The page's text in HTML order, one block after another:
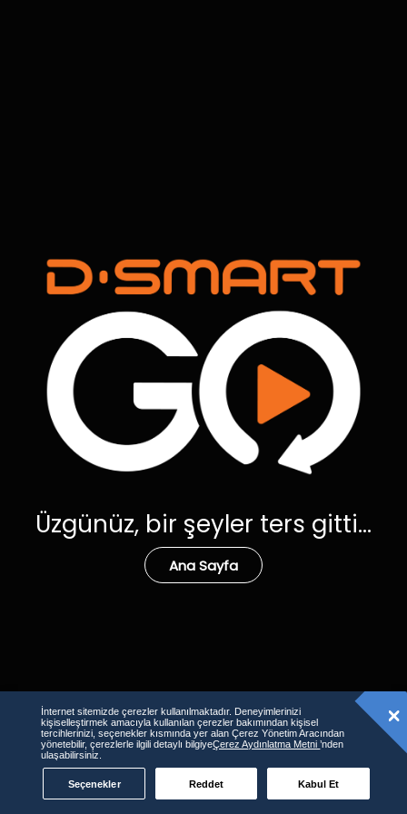
Üzgünüz, bir şeyler ters gitti...
Ana Sayfa
İnternet sitemizde çerezler kullanılmaktadır. Deneyimlerinizi
kişiselleştirmek amacıyla kullanılan çerezler bakımından kişisel
tercihlerinizi, seçenekler kısmında yer alan Çerez Yönetim Aracından
yönetebilir, çerezlerle ilgili detaylı bilgiyeÇerez Aydınlatma Metni’nden
ulaşabilirsiniz.
Seçenekler Reddet Kabul Et